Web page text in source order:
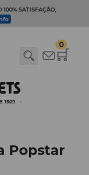
SATISFAÇÃO,
0
Popstar